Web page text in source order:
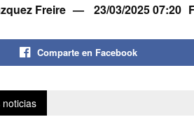
Freire 23/03/2025 07:20
Comparte en Facebook
noticias